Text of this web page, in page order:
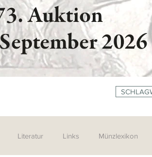
Literatur Links Münzlexikon